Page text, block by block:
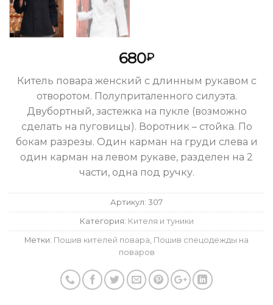
680₽
Китель повара женский с длинным рукавом с
отворотом. Полуприталенного силуэта.
Двубортный, застежка на пукле (возможно
сделать на пуговицы). Воротник – стойка. По
бокам разрезы. Один карман на груди слева и
один карман на левом рукаве, разделен на 2
части, одна под ручку.
Артикул: 307
Категория: Кителя и туники
Метки: Пошив кителей повара Пошив спецодежды на
поваров